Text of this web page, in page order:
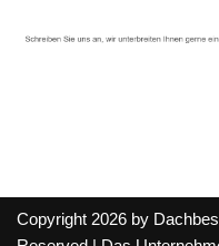
Copyright 2026 by